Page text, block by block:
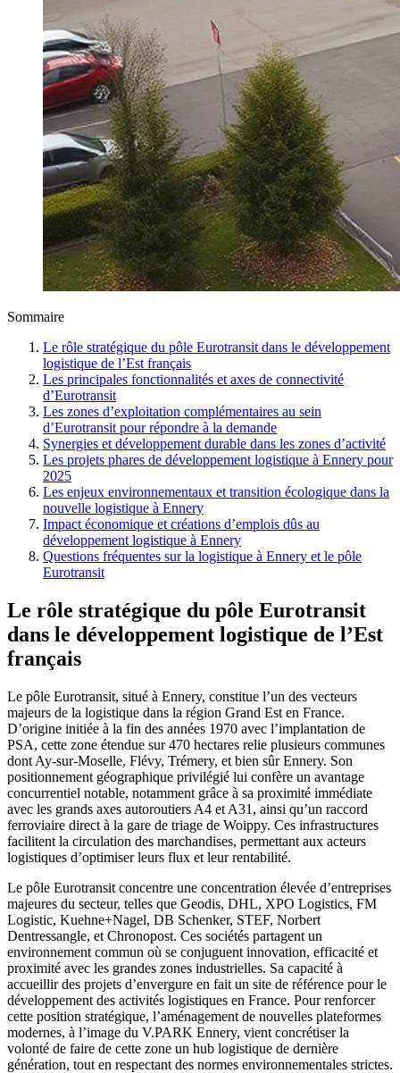
Sommaire
Le rôle stratégique du pôle Eurotransit dans le développement
logistique de l’Est français
Les principales fonctionnalités et axes de connectivité
d’Eurotransit
Les zones d’exploitation complémentaires au sein
d’Eurotransit pour répondre à la demande
Synergies et développement durable dans les zones d’activité
Les projets phares de développement logistique à Ennery pour
2025
Les enjeux environnementaux et transition écologique dans la
nouvelle logistique à Ennery
Impact économique et créations d’emplois dûs au
développement logistique à Ennery
Questions fréquentes sur la logistique à Ennery et le pôle
Eurotransit
Le rôle stratégique du pôle Eurotransit
dans le développement logistique de l’Est
français
Le pôle Eurotransit, situé à Ennery, constitue l’un des vecteurs
majeurs de la logistique dans la région Grand Est en France.
D’origine initiée à la fin des années 1970 avec l’implantation de
PSA, cette zone étendue sur 470 hectares relie plusieurs communes
dont Ay-sur-Moselle, Flévy, Trémery, et bien sûr Ennery. Son
positionnement géographique privilégié lui confère un avantage
concurrentiel notable, notamment grâce à sa proximité immédiate
avec les grands axes autoroutiers A4 et A31, ainsi qu’un raccord
ferroviaire direct à la gare de triage de Woippy. Ces infrastructures
facilitent la circulation des marchandises, permettant aux acteurs
logistiques d’optimiser leurs flux et leur rentabilité.
Le pôle Eurotransit concentre une concentration élevée d’entreprises
majeures du secteur, telles que Geodis, DHL, XPO Logistics, FM
Logistic, Kuehne+Nagel, DB Schenker, STEF, Norbert
Dentressangle, et Chronopost. Ces sociétés partagent un
environnement commun où se conjuguent innovation, efficacité et
proximité avec les grandes zones industrielles. Sa capacité à
accueillir des projets d’envergure en fait un site de référence pour le
développement des activités logistiques en France. Pour renforcer
cette position stratégique, l’aménagement de nouvelles plateformes
modernes, à l’image du V.PARK Ennery, vient concrétiser la
volonté de faire de cette zone un hub logistique de dernière
génération, tout en respectant des normes environnementales strictes.